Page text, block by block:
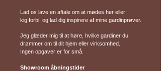
Lad os lave en aftale om at mødes her eller
kig forbi, og lad dig inspirere af mine gardinprøver.
Jeg glæder mig til at høre, hvilke gardiner du
drømmer om til dit hjem eller virksomhed.
Ingen opgaver er for små.
Showroom åbningstider